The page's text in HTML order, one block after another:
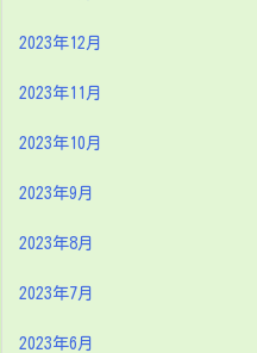
2023年12月
2023年11月
2023年10月
2023年9月
2023年8月
2023年7月
2023年6月